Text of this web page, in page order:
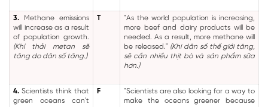
3. Methane emissions
will increase as a result
of population growth.
(Khí thải metan sẽ
tăng do dân số tăng.)
T
"As the world population is increasing,
more beef and dairy products will be
needed. As a result, more methane will
be released." (Khi dân số thế giới tăng,
sẽ cần nhiều thịt bò và sản phẩm sữa
hơn.)
4. Scientists think that
green oceans can't
F
"Scientists are also looking for a way to
make the oceans greener because